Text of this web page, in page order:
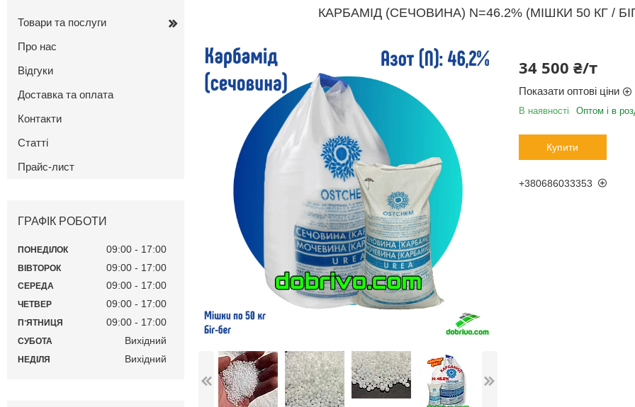
КАРБАМІД (СЕЧОВИНА) N=46.2% (МІШКИ 50 КГ /
34 500 ₴/т
Показати оптові ціни
В наявності Оптом і в
Купити
+380686033353
Товари та послуги
Про нас
Відгуки
Доставка та оплата
Контакти
Статті
Прайс-лист
ГРАФІК РОБОТИ
ПОНЕДІЛОК 09:00 17:00
ВІВТОРОК 09:00 17:00
СЕРЕДА 09:00 17:00
ЧЕТВЕР 09:00 17:00
ПʼЯТНИЦЯ 09:00 17:00
СУБОТА Вихідний
НЕДІЛЯ Вихідний